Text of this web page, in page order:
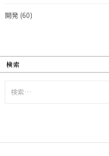
開発 (60)
検索
索: